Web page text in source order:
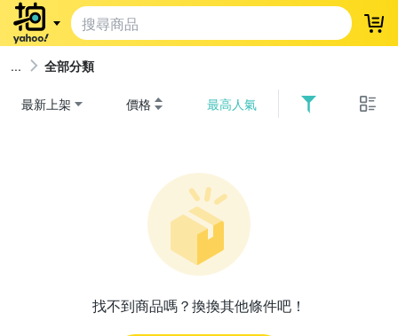
登
全部分類
最新上架 價格 最高人氣
找不到商品嗎？換換其他條件吧！